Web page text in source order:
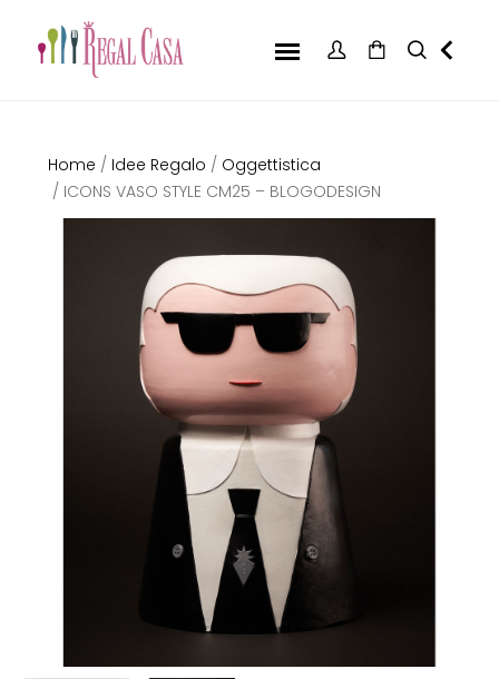
Home / Idee Regalo / Oggettistica
/ ICONS VASO STYLE CM25 – BLOGODESIGN